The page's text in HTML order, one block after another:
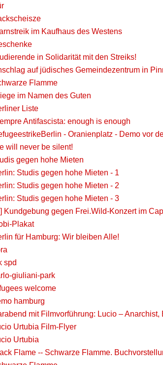
im Kaufhaus des Westens
in Solidarität mit den Streiks!
auf jüdisches Gemeindezentrum in
Flamme
im Namen des Guten
Liste
Antifascista: enough is enough
- Oranienplatz - Demo vor
will never be silent!
gegen hohe Mieten
Studis gegen hohe Mieten - 1
Studis gegen hohe Mieten - 2
Studis gegen hohe Mieten - 3
Kundgebung gegen Frei.Wild-Konzert im
Plakat
für Hamburg: Wir bleiben Alle!
spd
giuliani-park
welcome
hamburg
mit Filmvorführung: Lucio –
Urtubia Film-Flyer
Urtubia
Flame -- Schwarze Flamme.